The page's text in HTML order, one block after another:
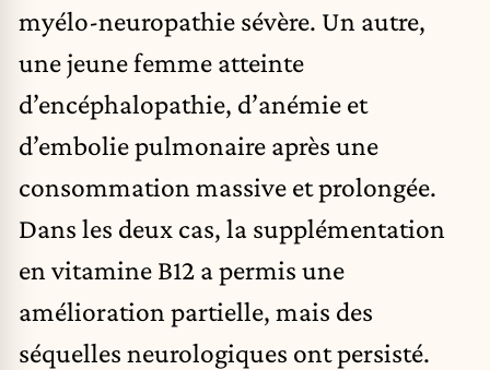
myélo-neuropathie sévère. Un autre,
une jeune femme atteinte
d’encéphalopathie, d’anémie et
d’embolie pulmonaire après une
consommation massive et prolongée.
Dans les deux cas, la supplémentation
en vitamine B12 a permis une
amélioration partielle, mais des
séquelles neurologiques ont persisté.